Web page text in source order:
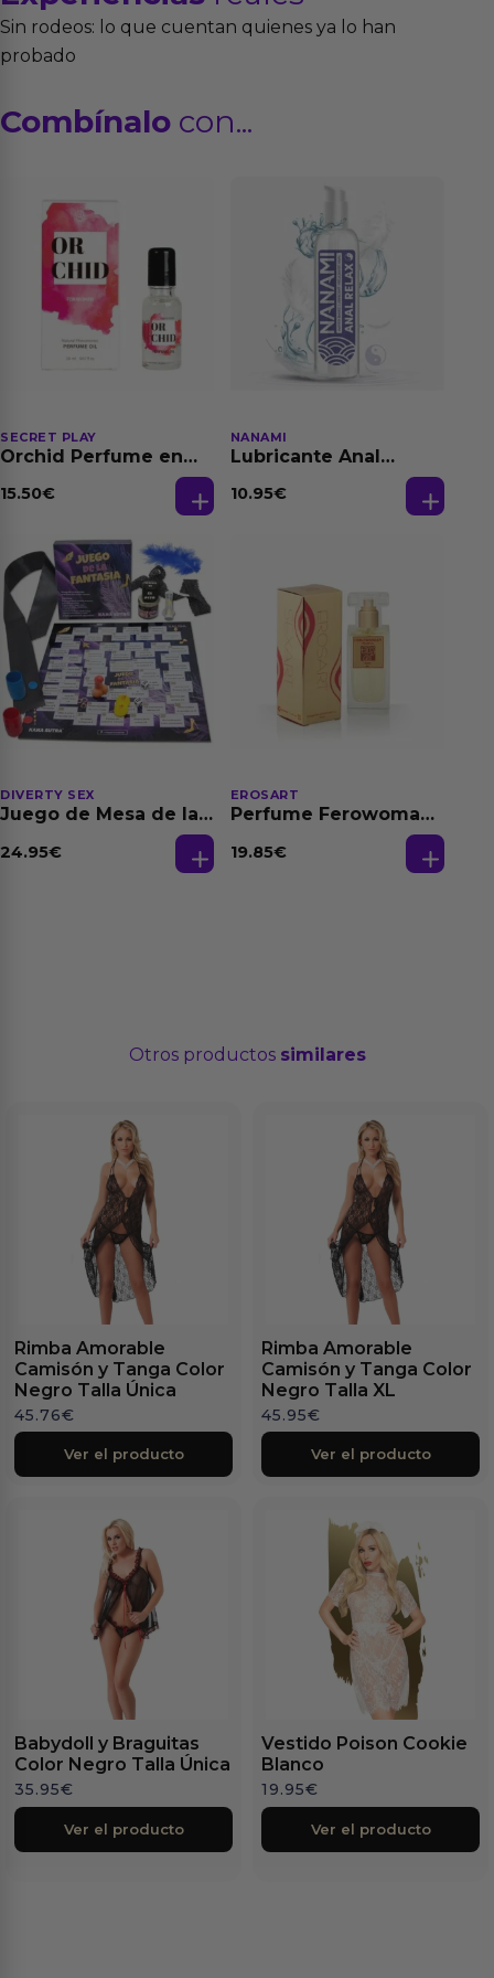
Sin rodeos: lo que cuentan quienes ya lo han
probado
Combínalo con...
SECRET PLAY
Orchid Perfume en
Feromonas 20 ml
15.50€
NANAMI
Lubricante Anal
Dilatación Base Agua
10.95€
DIVERTY SEX
Juego de Mesa de las
24.95€
EROSART
Perfume Ferowoman
19.85€
Otros productos similares
Rimba Amorable
Camisón y Tanga Color
Negro Talla Única
45.76€
Ver el producto
Rimba Amorable
Camisón y Tanga Color
Negro Talla XL
45.95€
Ver el producto
Babydoll y Braguitas
Color Negro Talla Única
35.95€
Ver el producto
Vestido Poison Cookie
Blanco
19.95€
Ver el producto